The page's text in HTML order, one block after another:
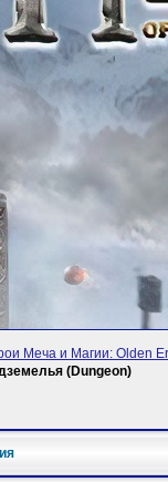
Меча и Магии: Olden
(Dungeon)